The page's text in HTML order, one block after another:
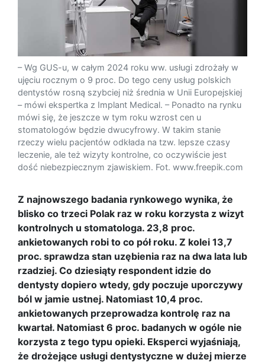
– Wg GUS-u, w całym 2024 roku ww. usługi zdrożały w
ujęciu rocznym o 9 proc. Do tego ceny usług polskich
dentystów rosną szybciej niż średnia w Unii Europejskiej
– mówi ekspertka z Implant Medical. – Ponadto na rynku
mówi się, że jeszcze w tym roku wzrost cen u
stomatologów będzie dwucyfrowy. W takim stanie
rzeczy wielu pacjentów odkłada na tzw. lepsze czasy
leczenie, ale też wizyty kontrolne, co oczywiście jest
dość niebezpiecznym zjawiskiem. Fot. www.freepik.com
Z najnowszego badania rynkowego wynika, że
blisko co trzeci Polak raz w roku korzysta z wizyt
kontrolnych u stomatologa. 23,8 proc.
ankietowanych robi to co pół roku. Z kolei 13,7
proc. sprawdza stan uzębienia raz na dwa lata lub
rzadziej. Co dziesiąty respondent idzie do
dentysty dopiero wtedy, gdy poczuje uporczywy
ból w jamie ustnej. Natomiast 10,4 proc.
ankietowanych przeprowadza kontrolę raz na
kwartał. Natomiast 6 proc. badanych w ogóle nie
korzysta z tego typu opieki. Eksperci wyjaśniają,
że drożejące usługi dentystyczne w dużej mierze